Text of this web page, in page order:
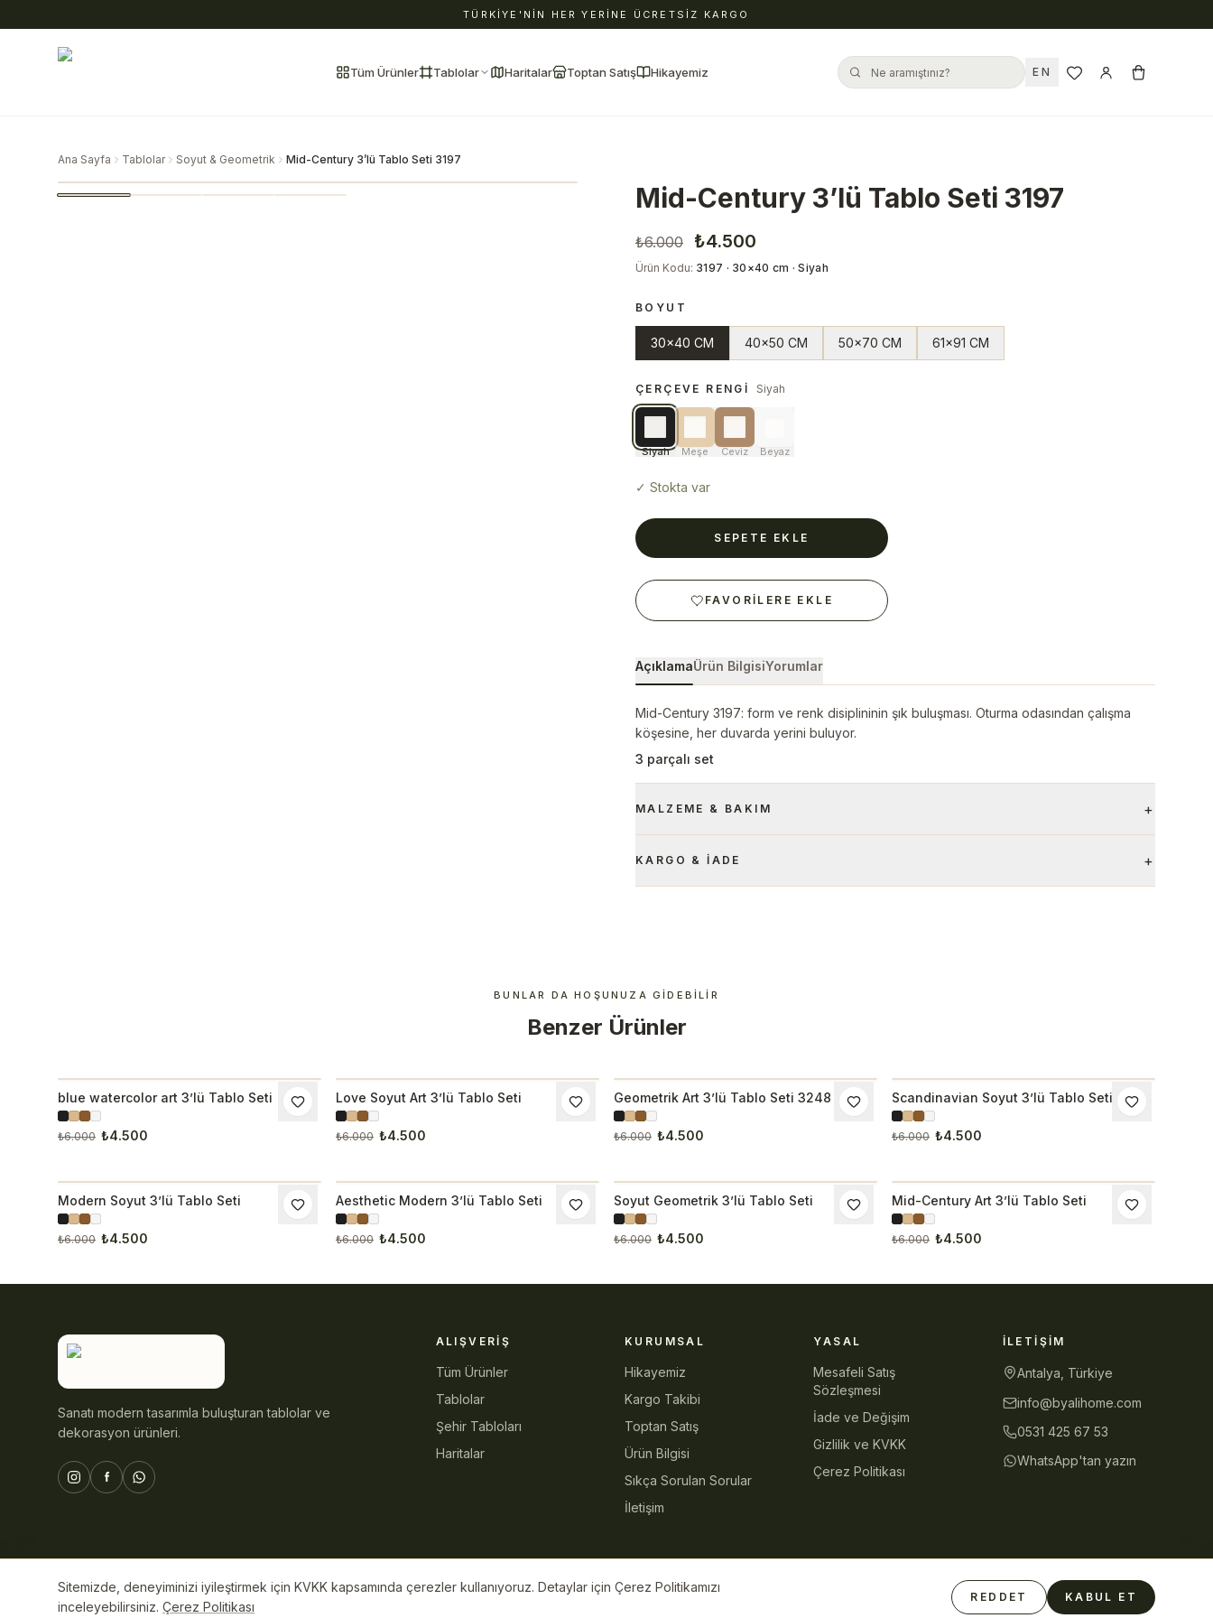
TÜRKİYE'NİN HER YERİNE ÜCRETSİZ KARGO
Tüm Ürünler Tablolar Haritalar Toptan Satış Hikayemiz EN
Ana Sayfa Tablolar Soyut & Geometrik Mid-Century 3’lü Tablo Seti 3197
Mid-Century 3’lü Tablo Seti 3197
₺6.000 ₺4.500
Ürün Kodu: 3197 · 30×40 cm · Siyah
BOYUT
30x40 CM 40x50 CM 50x70 CM 61x91 CM
ÇERÇEVE RENGI Siyah
Siyah Meşe Ceviz Beyaz
✓ Stokta var
SEPETE EKLE
FAVORILERE EKLE
AçıklamaÜrün BilgisiYorumlar
Mid-Century 3197: form ve renk disiplininin şık buluşması. Oturma odasından çalışma
köşesine, her duvarda yerini buluyor.
3 parçalı set
MALZEME & BAKIM +
KARGO & İADE +
BUNLAR DA HOŞUNUZA GIDEBILIR
Benzer Ürünler
İNDIRIM
blue watercolor art 3’lü Tablo Seti
₺6.000 ₺4.500
İNDIRIM
Love Soyut Art 3’lü Tablo Seti
₺6.000 ₺4.500
İNDIRIM
Geometrik Art 3’lü Tablo Seti 3248
₺6.000 ₺4.500
İNDIRIM
Scandinavian Soyut 3’lü Tablo Seti
₺6.000 ₺4.500
İNDIRIM
Modern Soyut 3’lü Tablo Seti
₺6.000 ₺4.500
İNDIRIM
Aesthetic Modern 3’lü Tablo Seti
₺6.000 ₺4.500
İNDIRIM
Soyut Geometrik 3’lü Tablo Seti
₺6.000 ₺4.500
İNDIRIM
Mid-Century Art 3’lü Tablo Seti
₺6.000 ₺4.500
Sanatı modern tasarımla buluşturan tablolar ve
dekorasyon ürünleri.
ALIŞVERIŞ
Tüm Ürünler
Tablolar
Şehir Tabloları
Haritalar
KURUMSAL
Hikayemiz
Kargo Takibi
Toptan Satış
Ürün Bilgisi
Sıkça Sorulan Sorular
İletişim
YASAL
Mesafeli Satış
Sözleşmesi
İade ve Değişim
Gizlilik ve KVKK
Çerez Politikası
İLETIŞIM
Antalya, Türkiye
info@byalihome.com
0531 425 67 53
WhatsApp'tan yazın
© 2026 ByAli Home. Tüm hakları saklıdır. Visa Mastercard Havale/EFT
Sitemizde, deneyiminizi iyileştirmek için KVKK kapsamında çerezler kullanıyoruz. Detaylar için Çerez Politikamızı
inceleyebilirsiniz. Çerez Politikası
REDDET KABUL ET